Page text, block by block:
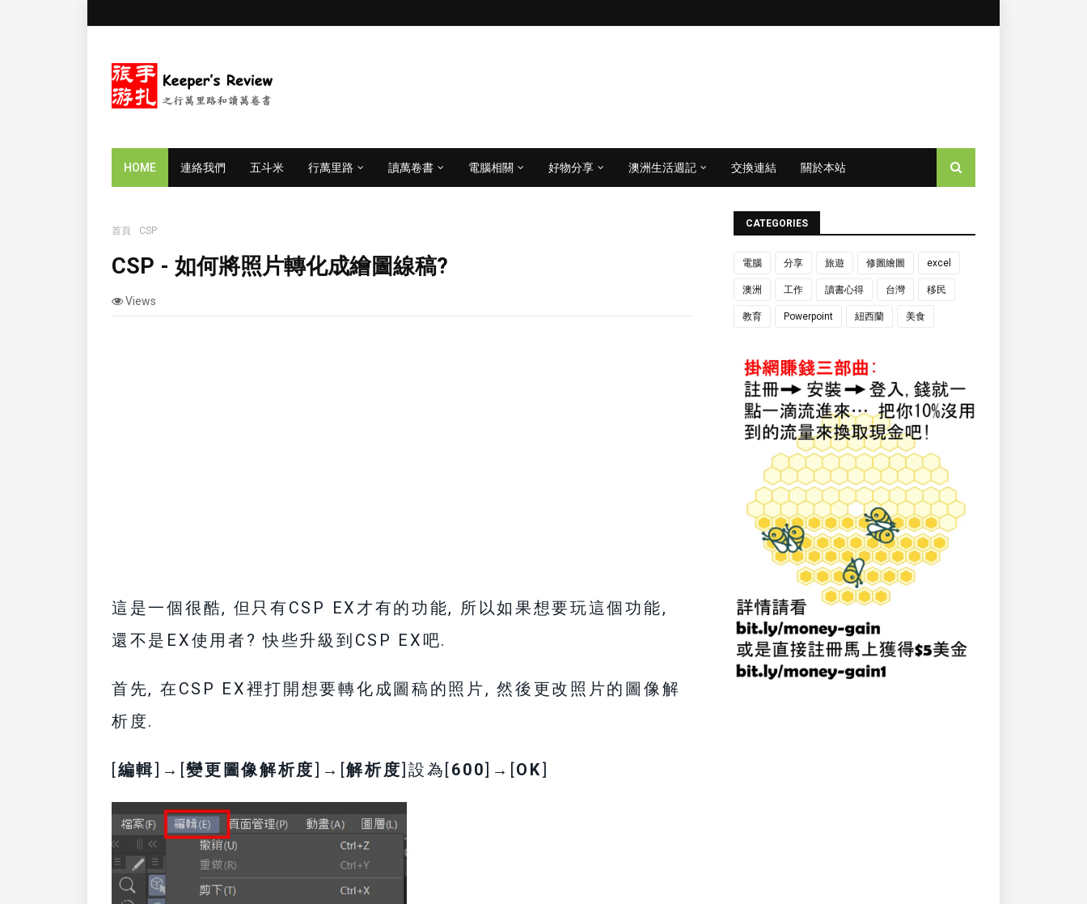
HOME 連絡我們 五斗米 行萬里路 讀萬卷書 電腦相關 好物分享 澳洲生活週記 交換連結 關於本站
首頁 CSP
CSP - 如何將照片轉化成繪圖線稿?
Views
這是一個很酷, 但只有CSP EX才有的功能, 所以如果想要玩這個功能,
還不是EX使用者? 快些升級到CSP EX吧.
首先, 在CSP EX裡打開想要轉化成圖稿的照片, 然後更改照片的圖像解
析度.
[編輯]→[變更圖像解析度]→[解析度]設為[600]→[OK]
CATEGORIES
電腦 分享 旅遊 修圖繪圖 excel
澳洲 工作 讀書心得 台灣 移民
教育 Powerpoint 紐西蘭 美食